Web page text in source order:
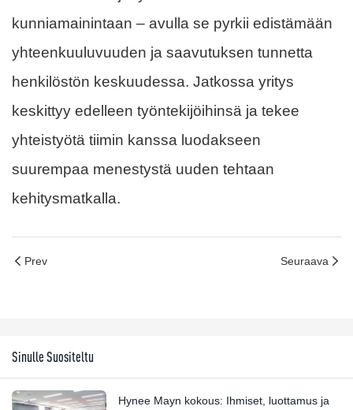
kunniamainintaan – avulla se pyrkii edistämään
yhteenkuuluvuuden ja saavutuksen tunnetta
henkilöstön keskuudessa. Jatkossa yritys
keskittyy edelleen työntekijöihinsä ja tekee
yhteistyötä tiimin kanssa luodakseen
suurempaa menestystä uuden tehtaan
kehitysmatkalla.
Prev Seuraava
Sinulle Suositeltu
Hynee Mayn kokous: Ihmiset, luottamus ja